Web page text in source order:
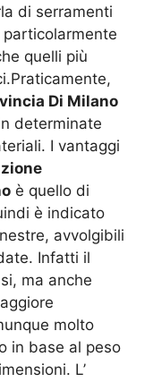
di serramenti
particolarmente
quelli più
Di Milano
determinate
I vantaggi
è quello di
è indicato
avvolgibili
Infatti il
ma anche
molto
in base al peso
L’